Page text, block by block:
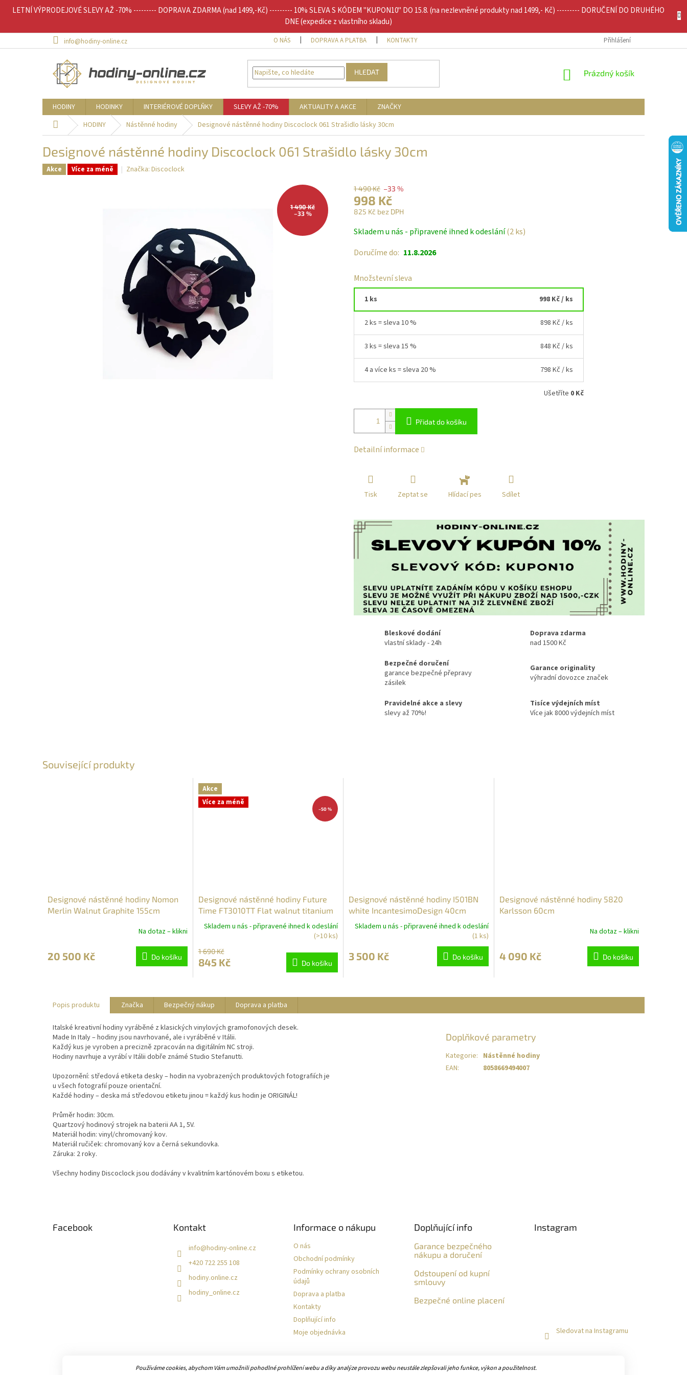
Používáme cookies, abychom Vám umožnili pohodlné prohlížení webu a díky analýze provozu webu neustále zlepšovali jeho funkce, výkon a použitelnost.
LETNÍ VÝPRODEJOVÉ SLEVY AŽ -70% --------- DOPRAVA ZDARMA (nad 1499,-Kč) --------- 10% SLEVA S KÓDEM "KUPON10" DO 15.8. (na nezlevněné produkty nad 1499,- Kč) --------- DORUČENÍ DO DRUHÉHO
DNE (expedice z vlastního skladu)
info@hodiny-online.cz O NÁS DOPRAVA A PLATBA KONTAKTY Přihlášení
HLEDAT
NÁKUPNÍ
Prázdný košík
HODINY HODINKY INTERIÉROVÉ DOPLŇKY SLEVY AŽ -70% AKTUALITY A AKCE
ZNAČKY
Domů HODINY Nástěnné hodiny Designové nástěnné hodiny Discoclock 061 Strašidlo lásky 30cm
Designové nástěnné hodiny Discoclock 061 Strašidlo lásky 30cm
Akce Více za méně Značka: Discoclock
1 490 Kč
–33 %
1 490 Kč –33 %
998 Kč
825 Kč bez DPH
cena:
Skladem u nás - připravené ihned k odeslání(2 ks)
Doručíme do: 11.8.2026
Množstevní sleva
1 ks 998 Kč/ ks
2 ks = sleva 10 % 898 Kč / ks
3 ks = sleva 15 % 848 Kč / ks
4 a více ks = sleva 20 % 798 Kč / ks
Ušetříte 0 Kč
Přidat do košíku
Detailní informace
Tisk Zeptat se Hlídací pes Sdílet
Bleskové dodání
vlastní sklady - 24h
Doprava zdarma
nad 1500 Kč
Bezpečné doručení
garance bezpečné přepravy
zásilek
Garance originality
výhradní dovozce značek
Pravidelné akce a slevy
slevy až 70%!
Tisíce výdejních míst
Více jak 8000 výdejních míst
Související produkty
Designové nástěnné hodiny Nomon
Merlin Walnut Graphite 155cm
Na dotaz – klikni
20 500 Kč Do košíku
Akce
Více za méně
–50 %
Designové nástěnné hodiny Future
Time FT3010TT Flat walnut titanium
30cm
Skladem u nás - připravené ihned k odeslání
(>10 ks)
1 690 Kč
845 Kč Do košíku
Designové nástěnné hodiny I501BN
white IncantesimoDesign 40cm
Skladem u nás - připravené ihned k odeslání
(1 ks)
3 500 Kč Do košíku
Designové nástěnné hodiny 5820
Karlsson 60cm
Na dotaz – klikni
4 090 Kč Do košíku
Popis produktu Značka Bezpečný nákup Doprava a platba
Italské kreativní hodiny vyráběné z klasických vinylových gramofonových desek.
Made In Italy – hodiny jsou navrhované, ale i vyráběné v Itálii.
Každý kus je vyroben a precizně zpracován na digitálním NC stroji.
Hodiny navrhuje a vyrábí v Itálii dobře známé Studio Stefanutti.
Upozornění: středová etiketa desky – hodin na vyobrazených produktových fotografiích je
u všech fotografií pouze orientační.
Každé hodiny – deska má středovou etiketu jinou = každý kus hodin je ORIGINÁL!
Průměr hodin: 30cm.
Quartzový hodinový strojek na baterii AA 1, 5V.
Materiál hodin: vinyl/chromovaný kov.
Materiál ručiček: chromovaný kov a černá sekundovka.
Záruka: 2 roky.
Všechny hodiny Discoclock jsou dodávány v kvalitním kartónovém boxu s etiketou.
Doplňkové parametry
Kategorie: Nástěnné hodiny
EAN: 8058669494007
Facebook Kontakt
info@hodiny-online.cz
+420 722 255 108
hodiny.online.cz
hodiny_online.cz
Informace o nákupu
O nás
Obchodní podmínky
Podmínky ochrany osobních
údajů
Doprava a platba
Kontakty
Doplňující info
Moje objednávka
Doplňující info
Garance bezpečného
nákupu a doručení
Odstoupení od kupní
smlouvy
Bezpečné online placení
Instagram
Sledovat na Instagramu